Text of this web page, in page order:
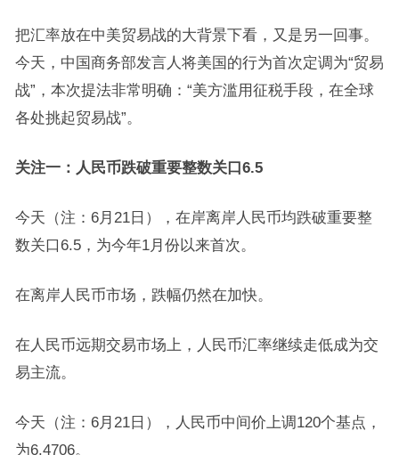
把汇率放在中美贸易战的大背景下看，又是另一回事。
今天，中国商务部发言人将美国的行为首次定调为“贸易
战”，本次提法非常明确：“美方滥用征税手段，在全球
各处挑起贸易战”。
关注一：人民币跌破重要整数关口6.5
今天（注：6月21日），在岸离岸人民币均跌破重要整
数关口6.5，为今年1月份以来首次。
在离岸人民币市场，跌幅仍然在加快。
在人民币远期交易市场上，人民币汇率继续走低成为交
易主流。
今天（注：6月21日），人民币中间价上调120个基点，
为6.4706。